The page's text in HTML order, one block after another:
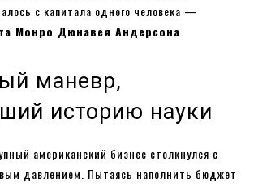
с капитала одного человека —
Монро Дюнавея Андерсона
маневр,
историю науки
американский бизнес столкнулся с
давлением. Пытаясь наполнить бюджет